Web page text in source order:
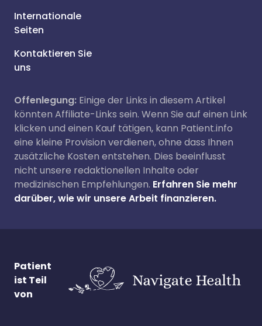
Internationale
Seiten
Kontaktieren Sie
uns
Offenlegung: Einige der Links in diesem Artikel
könnten Affiliate-Links sein. Wenn Sie auf einen Link
klicken und einen Kauf tätigen, kann Patient.info
eine kleine Provision verdienen, ohne dass Ihnen
zusätzliche Kosten entstehen. Dies beeinflusst
nicht unsere redaktionellen Inhalte oder
medizinischen Empfehlungen. Erfahren Sie mehr
darüber, wie wir unsere Arbeit finanzieren.
Patient
ist Teil
von